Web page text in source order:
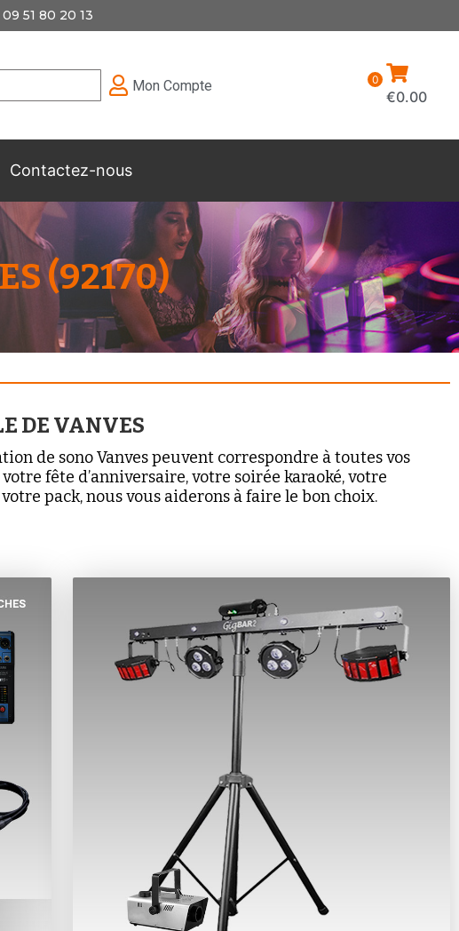
09 51 80 20 13
Mon Compte 0
€0.00
Contactez-nous
(92170)
DE VANVES
de sono Vanves peuvent correspondre à toutes vos
fête d’anniversaire, votre soirée karaoké, votre
pack, nous vous aiderons à faire le bon choix.